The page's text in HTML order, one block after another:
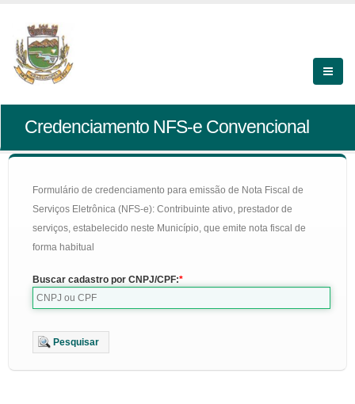
Credenciamento NFS-e Convencional
Formulário de credenciamento para emissão de Nota Fiscal de
Serviços Eletrônica (NFS-e): Contribuinte ativo, prestador de
serviços, estabelecido neste Município, que emite nota fiscal de
forma habitual
Buscar cadastro por CNPJ/CPF:
Pesquisar